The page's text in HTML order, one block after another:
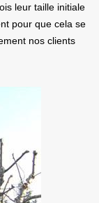
leur taille initiale
pour que cela se
nos clients